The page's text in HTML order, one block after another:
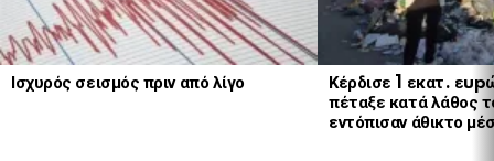
Ισχυρός σεισμός πριν από λίγο
Κέρδισε 1 εκατ.
πέταξε κατά λάθος
εντόπισαν άθικτο